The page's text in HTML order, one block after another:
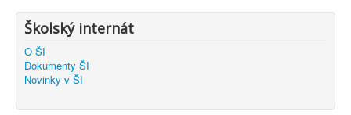
Školský internát
O ŠI
Dokumenty ŠI
Novinky v ŠI